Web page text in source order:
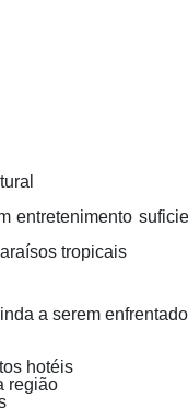
entretenimento
tropicais
a serem
hotéis
região